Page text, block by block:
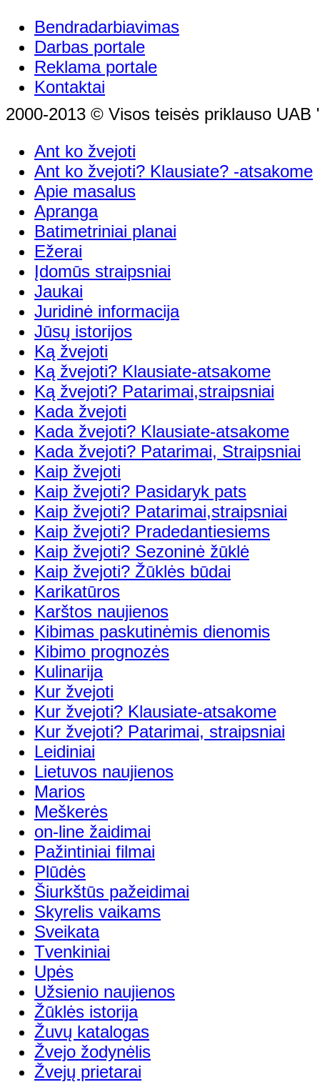
Bendradarbiavimas
Darbas portale
Reklama portale
Kontaktai
2000-2013 © Visos teisės priklauso UAB
Ant ko žvejoti
Ant ko žvejoti? Klausiate? -atsakome
Apie masalus
Apranga
Batimetriniai planai
Ežerai
Įdomūs straipsniai
Jaukai
Juridinė informacija
Jūsų istorijos
Ką žvejoti
Ką žvejoti? Klausiate-atsakome
Ką žvejoti? Patarimai,straipsniai
Kada žvejoti
Kada žvejoti? Klausiate-atsakome
Kada žvejoti? Patarimai, Straipsniai
Kaip žvejoti
Kaip žvejoti? Pasidaryk pats
Kaip žvejoti? Patarimai,straipsniai
Kaip žvejoti? Pradedantiesiems
Kaip žvejoti? Sezoninė žūklė
Kaip žvejoti? Žūklės būdai
Karikatūros
Karštos naujienos
Kibimas paskutinėmis dienomis
Kibimo prognozės
Kulinarija
Kur žvejoti
Kur žvejoti? Klausiate-atsakome
Kur žvejoti? Patarimai, straipsniai
Leidiniai
Lietuvos naujienos
Marios
Meškerės
on-line žaidimai
Pažintiniai filmai
Plūdės
Šiurkštūs pažeidimai
Skyrelis vaikams
Sveikata
Tvenkiniai
Upės
Užsienio naujienos
Žūklės istorija
Žuvų katalogas
Žvejo žodynėlis
Žvejų prietarai